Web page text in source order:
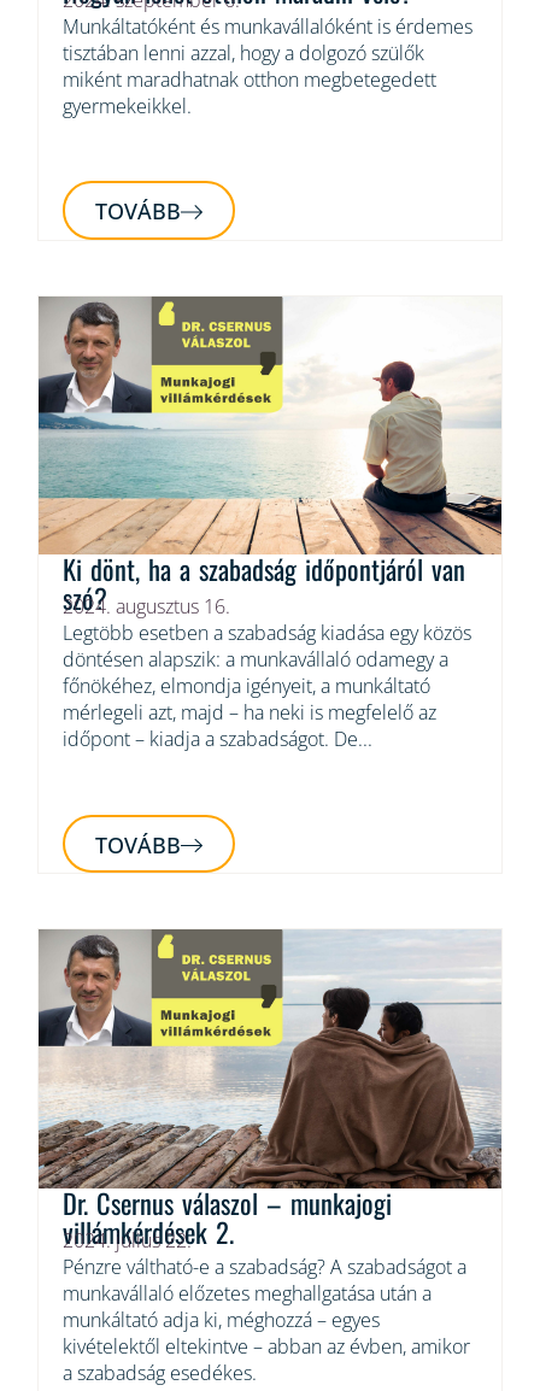
Munkáltatóként és munkavállalóként is érdemes
tisztában lenni azzal, hogy a dolgozó szülők
miként maradhatnak otthon megbetegedett
gyermekeikkel.
TOVÁBB
Ki dönt, ha a szabadság időpontjáról van
szó?
2024. augusztus 16.
Legtöbb esetben a szabadság kiadása egy közös
döntésen alapszik: a munkavállaló odamegy a
főnökéhez, elmondja igényeit, a munkáltató
mérlegeli azt, majd – ha neki is megfelelő az
időpont – kiadja a szabadságot. De...
TOVÁBB
Dr. Csernus válaszol – munkajogi
villámkérdések 2.
2024. július 22.
Pénzre váltható-e a szabadság? A szabadságot a
munkavállaló előzetes meghallgatása után a
munkáltató adja ki, méghozzá – egyes
kivételektől eltekintve – abban az évben, amikor
a szabadság esedékes.